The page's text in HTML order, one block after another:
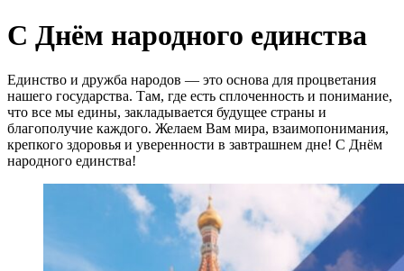
С Днём народного единства
Единство и дружба народов — это основа для процветания
нашего государства. Там, где есть сплоченность и понимание,
что все мы едины, закладывается будущее страны и
благополучие каждого. Желаем Вам мира, взаимопонимания,
крепкого здоровья и уверенности в завтрашнем дне! С Днём
народного единства!